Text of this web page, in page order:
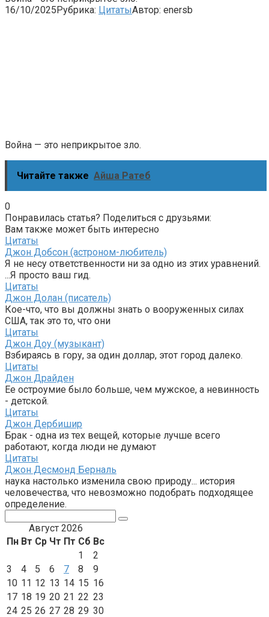
16/10/2025Рубрика: ЦитатыАвтор: enersb
Война — это неприкрытое зло.
Читайте также Айша Ратеб
0
Понравилась статья? Поделиться с друзьями:
Вам также может быть интересно
Цитаты
Джон Добсон (астроном-любитель)
Я не несу ответственности ни за одно из этих уравнений.
...Я просто ваш гид.
Цитаты
Джон Долан (писатель)
Кое-что, что вы должны знать о вооруженных силах
США, так это то, что они
Цитаты
Джон Доу (музыкант)
Взбираясь в гору, за один доллар, этот город далеко.
Цитаты
Джон Драйден
Ее остроумие было больше, чем мужское, а невинность
- детской.
Цитаты
Джон Дербишир
Брак - одна из тех вещей, которые лучше всего
работают, когда люди не думают
Цитаты
Джон Десмонд Берналь
наука настолько изменила свою природу... история
человечества, что невозможно подобрать подходящее
определение.
Август 2026
Пн Вт Ср Чт Пт Сб Вс
1
2
3
4 5 6 7 8
9
10 11 12 13 14 15 16
17 18 19 20 21 22 23
24 25 26 27 28 29 30